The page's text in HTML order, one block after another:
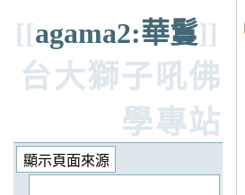
[[agama2:華鬘]]
台大獅子吼佛
學專站